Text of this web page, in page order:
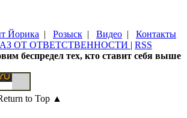
Йорика | Розыск | Видео | Контакты
ОТ ОТВЕТСТВЕННОСТИ | RSS
беспредел тех, кто ставит себя выше
to Top ▲